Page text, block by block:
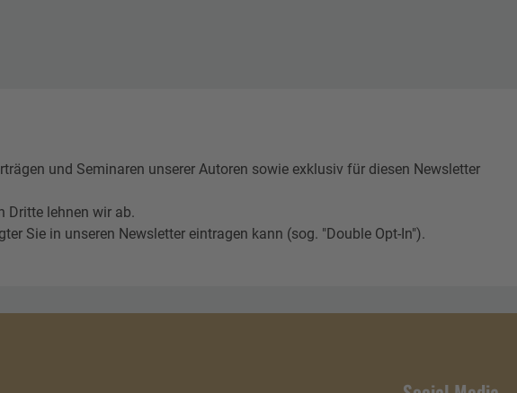
und Seminaren unserer Autoren sowie exklusiv für diesen Newsletter
Dritte lehnen wir ab.
Sie in unseren Newsletter eintragen kann (sog. "Double Opt-In").